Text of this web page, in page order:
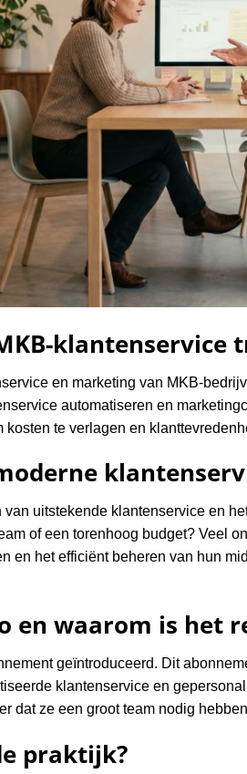
en marketing van MKB-
automatiseren en
kosten te verlagen en
van uitstekende klantenservice en
of een torenhoog budget? Veel
en het efficiënt beheren van hun
en waarom is het
geïntroduceerd. Dit
klantenservice en
dat ze een groot team nodig
praktijk?